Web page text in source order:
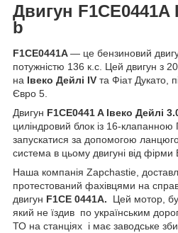
Двигун F1CE0441A
b
F1CE0441A— це бензиновий
потужністю 136 к.с. Цей двигун з
на Івеко Дейлі IV та Фіат Дукато,
Євро 5.
Двигун F1CE0441 A Івеко Дейлі
циліндровий блок із 16-
запускатися за допомогою
система в цьому двигуні від фірми
Наша компанія Zapchastie,
протестований фахівцями на
двигун F1CE 0441A.
Цей мотор,
який не їздив по українським
ТО на станціях і має заводське